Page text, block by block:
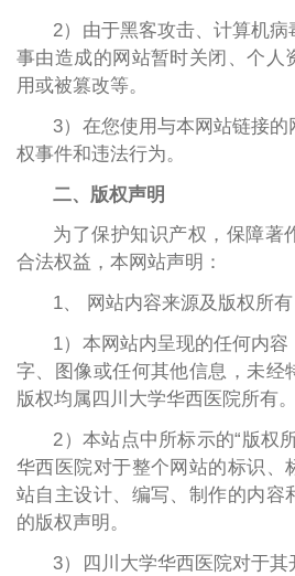
2）由于黑客攻击、计算机
事由造成的网站暂时关闭、个人
用或被篡改等。
3）在您使用与本网站链接
权事件和违法行为。
二、版权声明
为了保护知识产权，保障著
合法权益，本网站声明：
1、 网站内容来源及版权所有
1）本网站内呈现的任何内
字、图像或任何其他信息，未经
版权均属四川大学华西医院所有。
2）本站点中所标示的“版权
华西医院对于整个网站的标识、
站自主设计、编写、制作的内容
的版权声明。
3）四川大学华西医院对于